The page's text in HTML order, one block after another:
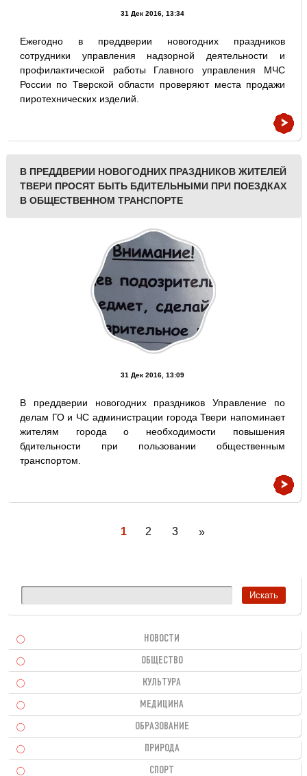
31 Дек 2016, 13:34
Ежегодно в преддверии новогодних праздников
сотрудники управления надзорной деятельности и
профилактической работы Главного управления МЧС
России по Тверской области проверяют места продажи
пиротехнических изделий.
В ПРЕДДВЕРИИ НОВОГОДНИХ ПРАЗДНИКОВ ЖИТЕЛЕЙ
ТВЕРИ ПРОСЯТ БЫТЬ БДИТЕЛЬНЫМИ ПРИ ПОЕЗДКАХ
В ОБЩЕСТВЕННОМ ТРАНСПОРТЕ
31 Дек 2016, 13:09
В преддверии новогодних праздников Управление по
делам ГО и ЧС администрации города Твери напоминает
жителям города о необходимости повышения
бдительности при пользовании общественным
транспортом.
1 2 3 »
НОВОСТИ
ОБЩЕСТВО
КУЛЬТУРА
МЕДИЦИНА
ОБРАЗОВАНИЕ
ПРИРОДА
СПОРТ